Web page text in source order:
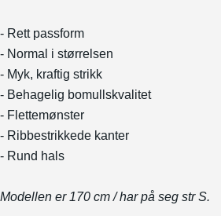
- Rett passform
- Normal i størrelsen
- Myk, kraftig strikk
- Behagelig bomullskvalitet
- Flettemønster
- Ribbestrikkede kanter
- Rund hals
Modellen er 170 cm / har på seg str S.